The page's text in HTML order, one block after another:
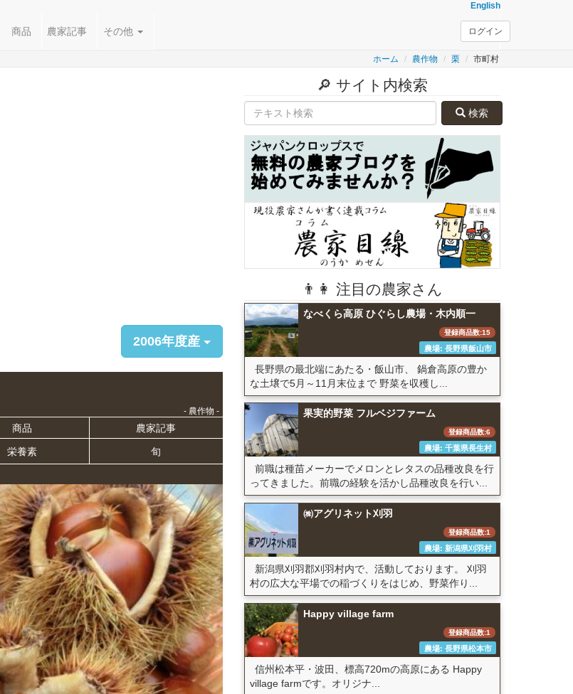
English
商品 農家記事 その他 ログイン
ホーム 農作物 栗 市町村
2006年度産
- 農作物 -
商品
農家記事
栄養素 旬
🔎 サイト内検索
検索
👨👩 注目の農家さん
なべくら高原 ひぐらし農場・木内順一
登録商品数:15
農場: 長野県飯山市
長野県の最北端にあたる・飯山市、 鍋倉高原の豊か
な土壌で5月～11月末位まで 野菜を収穫し...
果実的野菜 フルベジファーム
登録商品数:6
農場: 千葉県長生村
前職は種苗メーカーでメロンとレタスの品種改良を行
ってきました。前職の経験を活かし品種改良を行い...
㈱アグリネット刈羽
登録商品数:1
農場: 新潟県刈羽村
新潟県刈羽郡刈羽村内で、活動しております。 刈羽
村の広大な平場での稲づくりをはじめ、野菜作り...
Happy village farm
登録商品数:1
農場: 長野県松本市
信州松本平・波田、標高720mの高原にある Happy
village farmです。オリジナ...